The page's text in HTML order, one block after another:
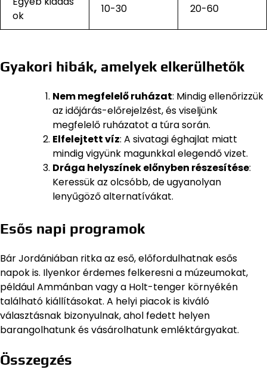
ok
10-30 20-60
Gyakori hibák, amelyek elkerülhetők
Nem megfelelő ruházat: Mindig ellenőrizzük
az időjárás-előrejelzést, és viseljünk
megfelelő ruházatot a túra során.
Elfelejtett víz: A sivatagi éghajlat miatt
mindig vigyünk magunkkal elegendő vizet.
Drága helyszínek előnyben részesítése:
Keressük az olcsóbb, de ugyanolyan
lenyűgöző alternatívákat.
Esős napi programok
Bár Jordániában ritka az eső, előfordulhatnak esős
napok is. Ilyenkor érdemes felkeresni a múzeumokat,
például Ammánban vagy a Holt-tenger környékén
található kiállításokat. A helyi piacok is kiváló
választásnak bizonyulnak, ahol fedett helyen
barangolhatunk és vásárolhatunk emléktárgyakat.
Összegzés